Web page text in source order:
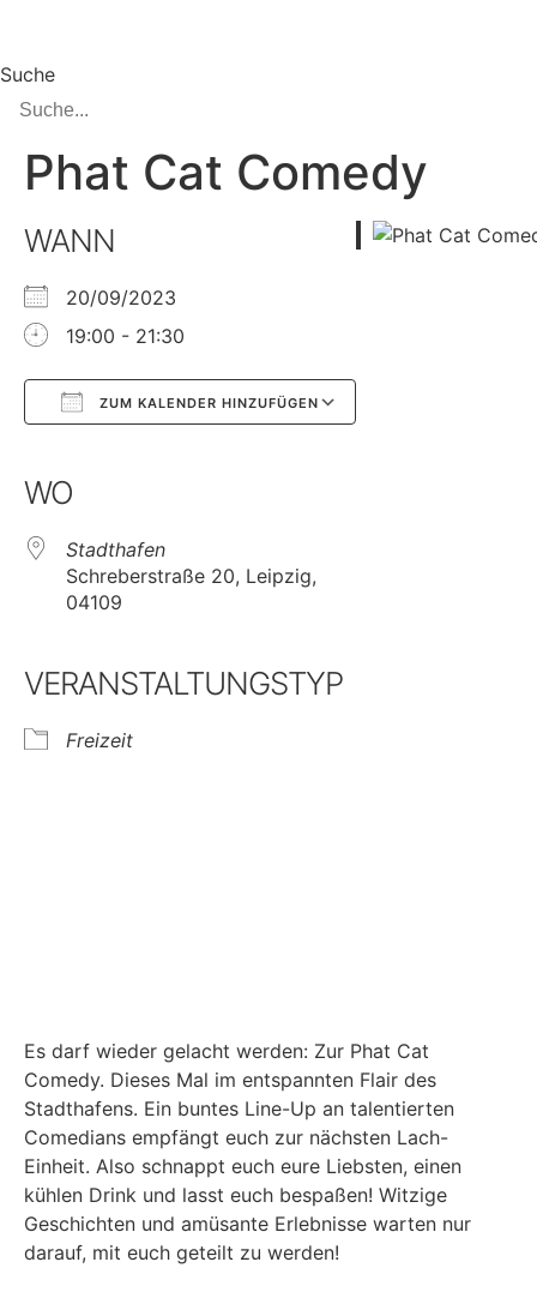
springen
Suche
Phat Cat Comedy
WANN
20/09/2023
19:00 - 21:30
ZUM KALENDER HINZUFÜGEN
WO
Stadthafen
Schreberstraße 20, Leipzig,
04109
VERANSTALTUNGSTYP
Freizeit
Es darf wieder gelacht werden: Zur Phat Cat
Comedy. Dieses Mal im entspannten Flair des
Stadthafens. Ein buntes Line-Up an talentierten
Comedians empfängt euch zur nächsten Lach-
Einheit. Also schnappt euch eure Liebsten, einen
kühlen Drink und lasst euch bespaßen! Witzige
Geschichten und amüsante Erlebnisse warten nur
darauf, mit euch geteilt zu werden!